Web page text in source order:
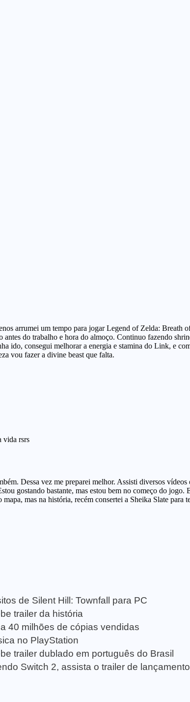
de Silent Hill: Townfall para PC
trailer da história
40 milhões de cópias vendidas
no PlayStation
trailer dublado em português do Brasil
Switch 2, assista o trailer de lançamento